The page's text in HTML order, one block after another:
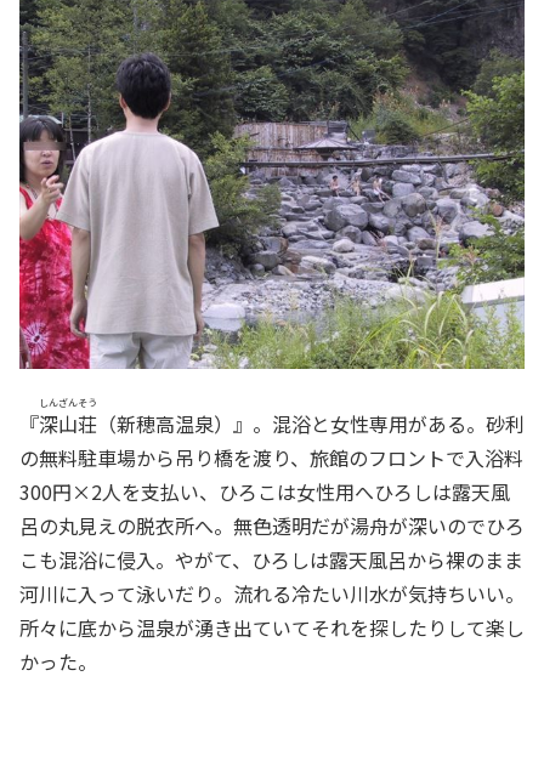
『深山荘
しんざんそう
（新穂高温泉）』。混浴と女性専用がある。砂利
の無料駐車場から吊り橋を渡り、旅館のフロントで入浴料
300円×2人を支払い、ひろこは女性用へひろしは露天風
呂の丸見えの脱衣所へ。無色透明だが湯舟が深いのでひろ
こも混浴に侵入。やがて、ひろしは露天風呂から裸のまま
河川に入って泳いだり。流れる冷たい川水が気持ちいい。
所々に底から温泉が湧き出ていてそれを探したりして楽し
かった。